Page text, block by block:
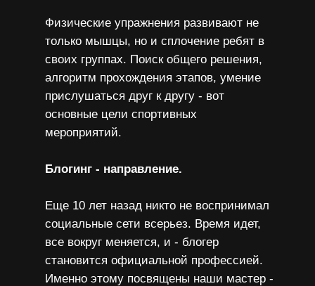
Физические упражнения развивают не
только мышцы, но и сплочение ребят в
своих группах. Поиск общего решения,
алгоритм прохождения этапов, умение
прислушаться друг к другу - вот
основные цели спортивных
мероприятий.
Блогинг - направление.
Еще 10 лет назад никто не воспринимал
социальные сети всерьез. Время идет,
все вокруг меняется, и - блогер
становится официальной профессией.
Именно этому посвящены наши мастер -